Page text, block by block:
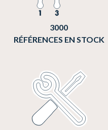
3000
RÉFÉRENCES EN STOCK